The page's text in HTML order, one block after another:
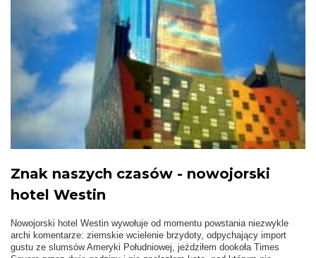
Znak naszych czasów - nowojorski
hotel Westin
Nowojorski hotel Westin wywołuje od momentu powstania niezwykle
archi komentarze: ziemskie wcielenie brzydoty, odpychający import
gustu ze slumsów Ameryki Południowej, jeździłem dookoła Times